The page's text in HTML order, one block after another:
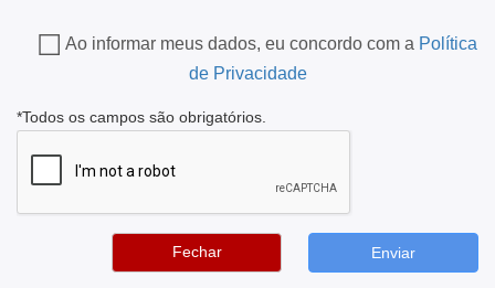
Ao informar meus dados, eu concordo com a Política
de Privacidade
*Todos os campos são obrigatórios.
Fechar